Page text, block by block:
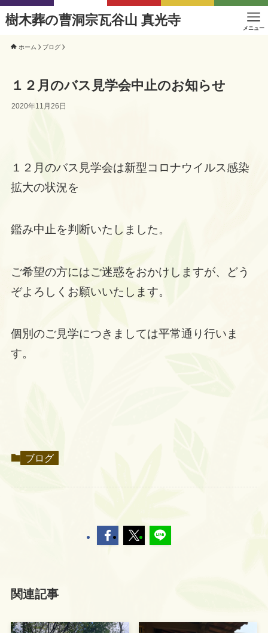
樹木葬の曹洞宗瓦谷山 真光寺
メニュー
ホーム ブログ
１２月のバス見学会中止のお知らせ
2020年11月26日
１２月のバス見学会は新型コロナウイルス感染
拡大の状況を
鑑み中止を判断いたしました。
ご希望の方にはご迷惑をおかけしますが、どう
ぞよろしくお願いいたします。
個別のご見学につきましては平常通り行いま
す。
ブログ
関連記事